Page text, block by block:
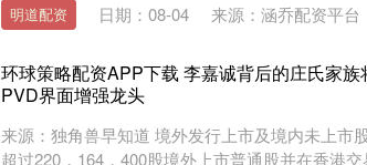
明道配资 日期：08-04 来源：涵乔配资平台
环球策略配资APP下载 李嘉诚背后的庄氏家
PVD界面增强龙头
来源：独角兽早知道 境外发行上市及境内未上市
超过220，164，400股境外上市普通股并在香港